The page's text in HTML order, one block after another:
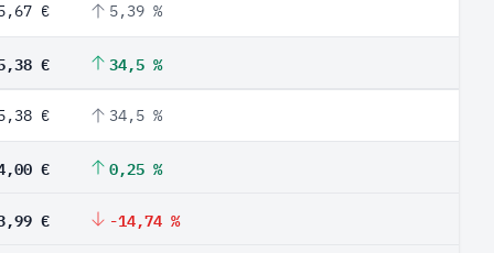
€ 5,39 %
€ 34,5 %
€ 34,5 %
€ 0,25 %
€ -14,74 %